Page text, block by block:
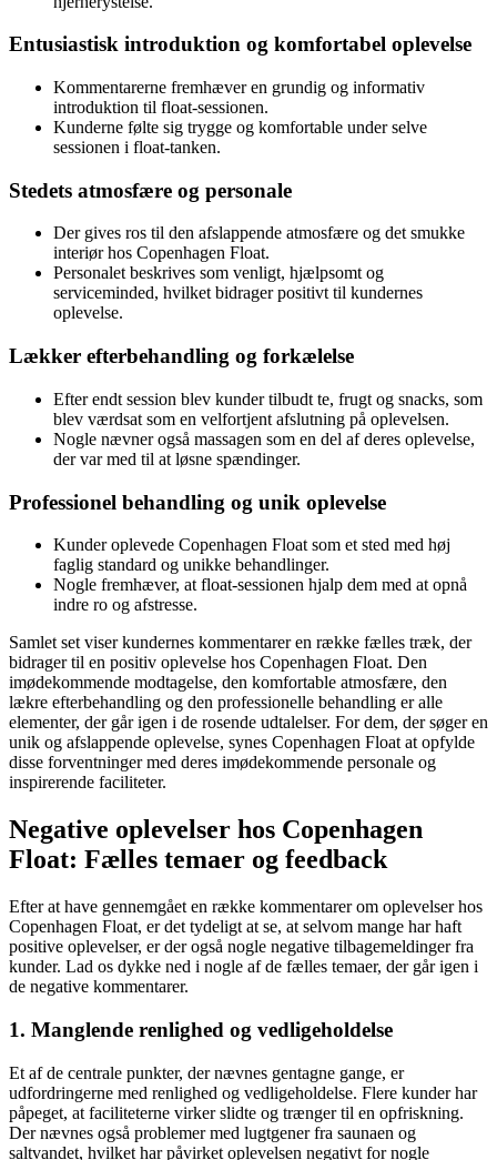
Entusiastisk introduktion og komfortabel oplevelse
Kommentarerne fremhæver en grundig og informativ
introduktion til float-sessionen.
Kunderne følte sig trygge og komfortable under selve
sessionen i float-tanken.
Stedets atmosfære og personale
Der gives ros til den afslappende atmosfære og det smukke
interiør hos Copenhagen Float.
Personalet beskrives som venligt, hjælpsomt og
serviceminded, hvilket bidrager positivt til kundernes
oplevelse.
Lækker efterbehandling og forkælelse
Efter endt session blev kunder tilbudt te, frugt og snacks, som
blev værdsat som en velfortjent afslutning på oplevelsen.
Nogle nævner også massagen som en del af deres oplevelse,
der var med til at løsne spændinger.
Professionel behandling og unik oplevelse
Kunder oplevede Copenhagen Float som et sted med høj
faglig standard og unikke behandlinger.
Nogle fremhæver, at float-sessionen hjalp dem med at opnå
indre ro og afstresse.
Samlet set viser kundernes kommentarer en række fælles træk, der
bidrager til en positiv oplevelse hos Copenhagen Float. Den
imødekommende modtagelse, den komfortable atmosfære, den
lækre efterbehandling og den professionelle behandling er alle
elementer, der går igen i de rosende udtalelser. For dem, der søger en
unik og afslappende oplevelse, synes Copenhagen Float at opfylde
disse forventninger med deres imødekommende personale og
inspirerende faciliteter.
Negative oplevelser hos Copenhagen
Float: Fælles temaer og feedback
Efter at have gennemgået en række kommentarer om oplevelser hos
Copenhagen Float, er det tydeligt at se, at selvom mange har haft
positive oplevelser, er der også nogle negative tilbagemeldinger fra
kunder. Lad os dykke ned i nogle af de fælles temaer, der går igen i
de negative kommentarer.
1. Manglende renlighed og vedligeholdelse
Et af de centrale punkter, der nævnes gentagne gange, er
udfordringerne med renlighed og vedligeholdelse. Flere kunder har
påpeget, at faciliteterne virker slidte og trænger til en opfriskning.
Der nævnes også problemer med lugtgener fra saunaen og
saltvandet, hvilket har påvirket oplevelsen negativt for nogle